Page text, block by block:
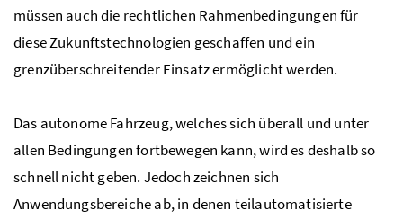
müssen auch die rechtlichen Rahmenbedingungen für
diese Zukunftstechnologien geschaffen und ein
grenzüberschreitender Einsatz ermöglicht werden.
Das autonome Fahrzeug, welches sich überall und unter
allen Bedingungen fortbewegen kann, wird es deshalb so
schnell nicht geben. Jedoch zeichnen sich
Anwendungsbereiche ab, in denen teilautomatisierte